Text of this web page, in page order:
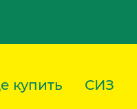
купить СИЗ